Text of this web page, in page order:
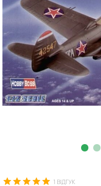
1 ВІДГУК